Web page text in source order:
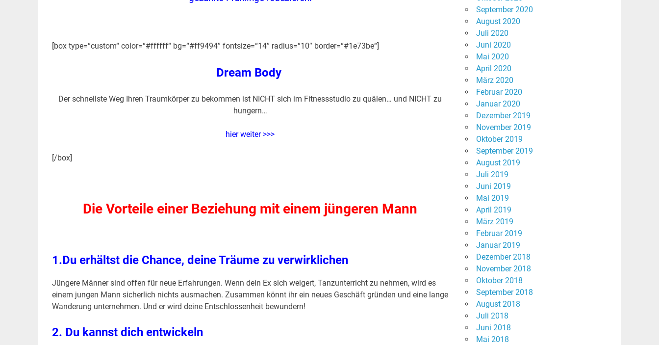
[box type=“custom“ color=“#ffffff“ bg=“#ff9494″ fontsize=“14″ radius=“10″ border=“#1e73be“]
Dream Body
Der schnellste Weg Ihren Traumkörper zu bekommen ist NICHT sich im Fitnessstudio zu quälen… und NICHT zu
hungern…
hier weiter >>>
[/box]
Die Vorteile einer Beziehung mit einem jüngeren Mann
1.Du erhältst die Chance, deine Träume zu verwirklichen
Jüngere Männer sind offen für neue Erfahrungen. Wenn dein Ex sich weigert, Tanzunterricht zu nehmen, wird es
einem jungen Mann sicherlich nichts ausmachen. Zusammen könnt ihr ein neues Geschäft gründen und eine lange
Wanderung unternehmen. Und er wird deine Entschlossenheit bewundern!
2. Du kannst dich entwickeln
September 2020
August 2020
Juli 2020
Juni 2020
Mai 2020
April 2020
März 2020
Februar 2020
Januar 2020
Dezember 2019
November 2019
Oktober 2019
September 2019
August 2019
Juli 2019
Juni 2019
Mai 2019
April 2019
März 2019
Februar 2019
Januar 2019
Dezember 2018
November 2018
Oktober 2018
September 2018
August 2018
Juli 2018
Juni 2018
Mai 2018